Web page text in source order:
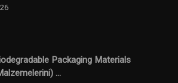
Packaging Materials
...